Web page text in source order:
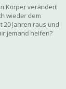
Körper verändert
wieder dem
Jahren raus und
jemand helfen?